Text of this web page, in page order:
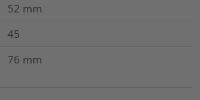
52 mm
45
76 mm